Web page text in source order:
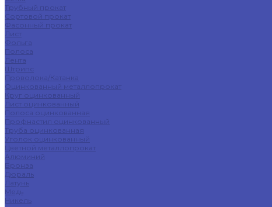
Трубный прокат
Сортовой прокат
Фасонный прокат
Лист
Фольга
Полоса
Лента
Штрипс
Проволока/Катанка
Оцинкованный металлопрокат
Круг оцинкованный
Лист оцинкованный
Полоса оцинкованная
Профнастил оцинкованный
Труба оцинкованная
Уголок оцинкованный
Цветной металлопрокат
Алюминий
Бронза
Дюраль
Латунь
Медь
Никель